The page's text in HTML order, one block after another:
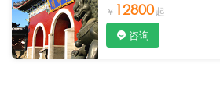
12800
咨询